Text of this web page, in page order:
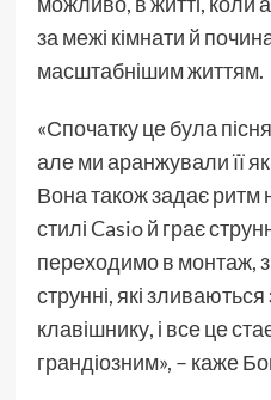
за межі кімнати й
масштабнішим життям.
«Спочатку це була
але ми аранжували її
Вона також задає ритм
стилі Casio й грає
переходимо в монтаж,
струнні, які
клавішнику, і все це
грандіозним», – каже